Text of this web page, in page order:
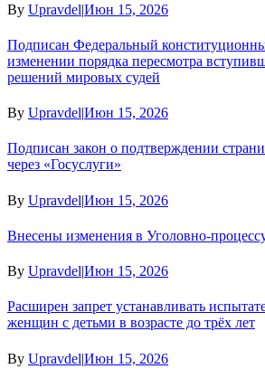
By Upravdel|Июн 15, 2026
Подписан Федеральный
изменении порядка пересмотра
решений мировых судей
By Upravdel|Июн 15, 2026
Подписан закон о подтверждении
через «Госуслуги»
By Upravdel|Июн 15, 2026
Внесены изменения в Уголовно-
By Upravdel|Июн 15, 2026
Расширен запрет устанавливать
женщин с детьми в возрасте до трёх лет
By Upravdel|Июн 15, 2026